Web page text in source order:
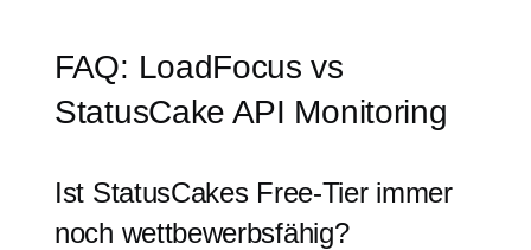
FAQ: LoadFocus vs
StatusCake API Monitoring
Ist StatusCakes Free-Tier immer
noch wettbewerbsfähig?